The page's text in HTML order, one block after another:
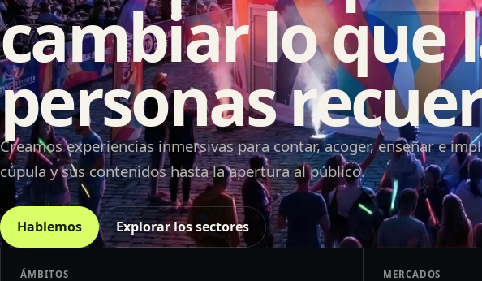
cambiar lo que
personas
Creamos experiencias inmersivas para contar, acoger, enseñar e
cúpula y sus contenidos hasta la apertura al público.
Hablemos Explorar los sectores
ÁMBITOS MERCADOS